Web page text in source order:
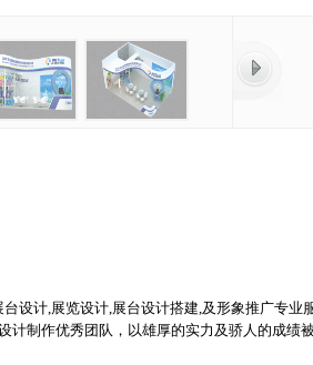
台设计,展览设计,展台设计搭建,及形象推广专业
计制作优秀团队，以雄厚的实力及骄人的成绩